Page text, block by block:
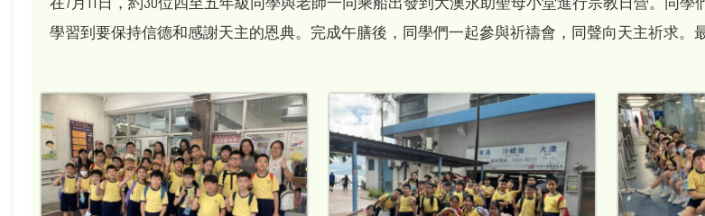
學習到要保持信德和感謝天主的恩典。完成午膳後，同學們一起參與祈禱會，同聲向天主祈求。